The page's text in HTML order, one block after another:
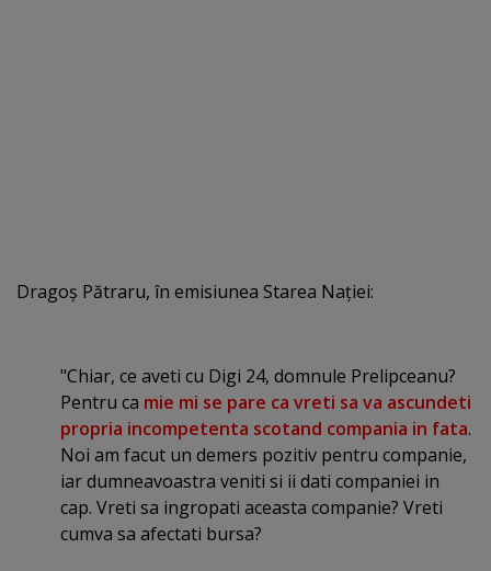
Dragoş Pătraru, în emisiunea Starea Naţiei:
"Chiar, ce aveti cu Digi 24, domnule Prelipceanu?
Pentru ca mie mi se pare ca vreti sa va ascundeti
propria incompetenta scotand compania in fata.
Noi am facut un demers pozitiv pentru companie,
iar dumneavoastra veniti si ii dati companiei in
cap. Vreti sa ingropati aceasta companie? Vreti
cumva sa afectati bursa?